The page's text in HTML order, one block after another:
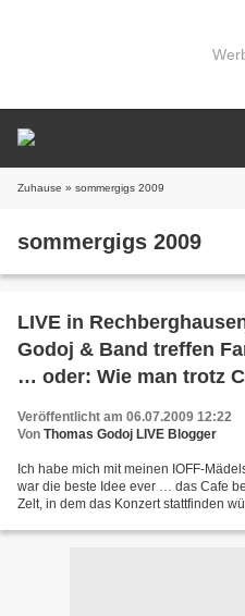
Zuhause » sommergigs 2009
sommergigs 2009
LIVE in
Godoj & Band treffen
… oder: Wie man trotz
Veröffentlicht am 06.07.2009 12:22
Von Thomas Godoj LIVE Blogger
Ich habe mich mit meinen IOFF-
war die beste Idee ever … das Cafe
Zelt, in dem das Konzert stattfinden